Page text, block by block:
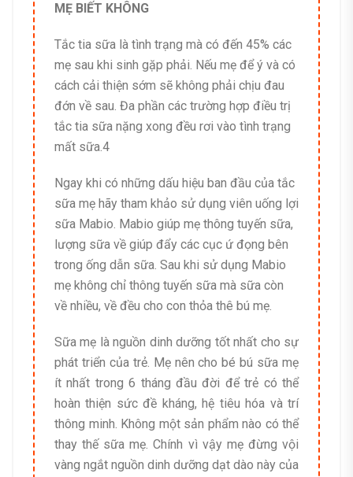
MẸ BIẾT KHÔNG
Tắc tia sữa là tình trạng mà có đến 45% các
mẹ sau khi sinh gặp phải. Nếu mẹ để ý và có
cách cải thiện sớm sẽ không phải chịu đau
đớn về sau. Đa phần các trường hợp điều trị
tắc tia sữa nặng xong đều rơi vào tình trạng
mất sữa.4
Ngay khi có những dấu hiệu ban đầu của tắc
sữa mẹ hãy tham khảo sử dụng viên uống lợi
sữa Mabio. Mabio giúp mẹ thông tuyến sữa,
lượng sữa về giúp đẩy các cục ứ đọng bên
trong ống dẫn sữa. Sau khi sử dụng Mabio
mẹ không chỉ thông tuyến sữa mà sữa còn
về nhiều, về đều cho con thỏa thê bú mẹ.
Sữa mẹ là nguồn dinh dưỡng tốt nhất cho sự
phát triển của trẻ. Mẹ nên cho bé bú sữa mẹ
ít nhất trong 6 tháng đầu đời để trẻ có thể
hoàn thiện sức đề kháng, hệ tiêu hóa và trí
thông minh. Không một sản phẩm nào có thể
thay thế sữa mẹ. Chính vì vậy mẹ đừng vội
vàng ngắt nguồn dinh dưỡng dạt dào này của